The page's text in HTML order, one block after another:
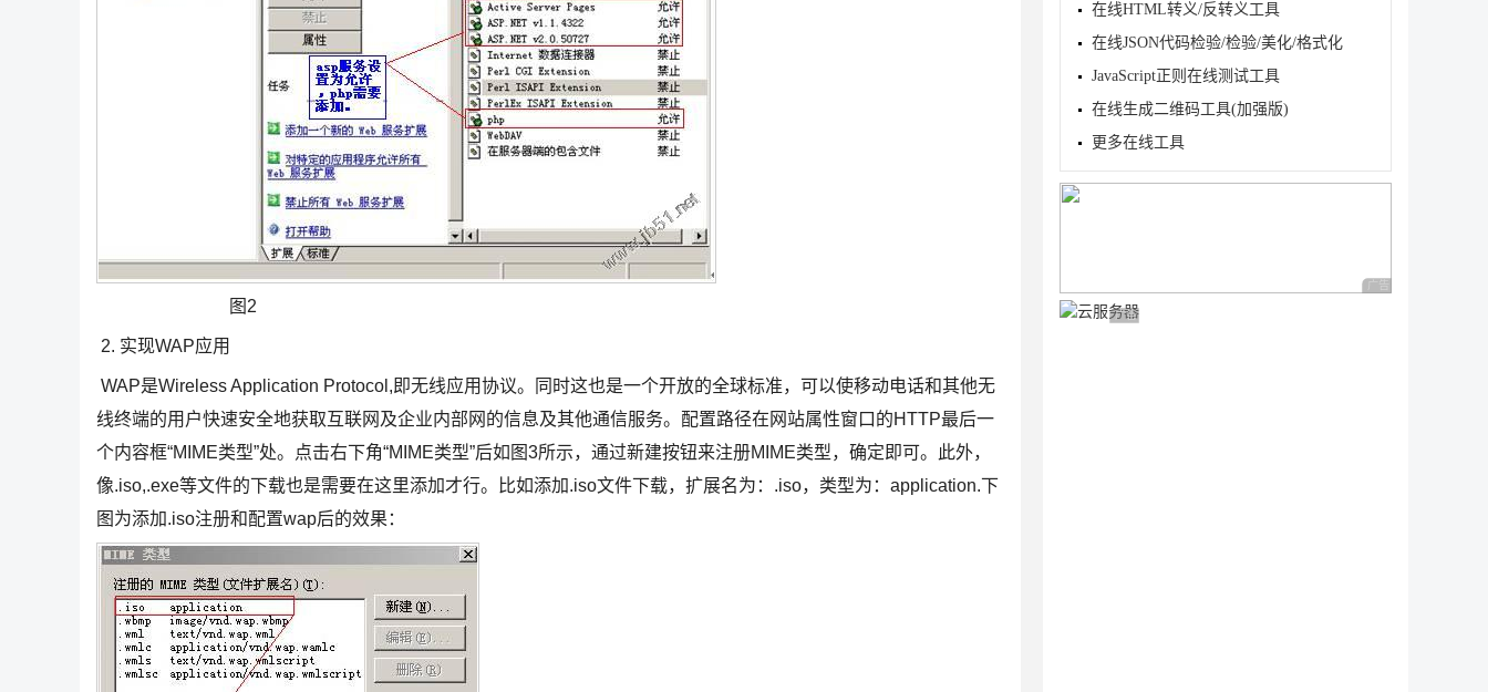
图2
2. 实现WAP应用
WAP是Wireless Application Protocol,即无线应用协议。同时这也是一个开放的全球标准，可以使移动电话和其他无
线终端的用户快速安全地获取互联网及企业内部网的信息及其他通信服务。配置路径在网站属性窗口的HTTP最后一
个内容框“MIME类型”处。点击右下角“MIME类型”后如图3所示，通过新建按钮来注册MIME类型，确定即可。此外，
像.iso,.exe等文件的下载也是需要在这里添加才行。比如添加.iso文件下载，扩展名为：.iso，类型为：application.下
图为添加.iso注册和配置wap后的效果：
在线HTML转义/反转义工具
在线JSON代码检验/检验/美化/格式化
JavaScript正则在线测试工具
在线生成二维码工具(加强版)
更多在线工具
广告 商业广告，理性
广告 商业广告，理性选择